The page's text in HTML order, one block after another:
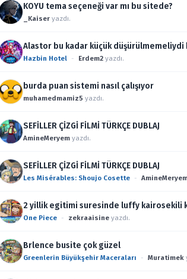
KOYU tema seçeneği var mı bu sitede?
_Kaiser yazdı.
Alastor bu kadar küçük düşürülmemeliydi
Hazbin Hotel - Erdem2 yazdı.
burda puan sistemi nasıl çalışıyor
muhamedmamiz5 yazdı.
SEFİLLER ÇİZGİ FİLMİ TÜRKÇE DUBLAJ
AmineMeryem yazdı.
SEFİLLER ÇİZGİ FİLMİ TÜRKÇE DUBLAJ
Les Misérables: Shoujo Cosette -
2 yillik egitimi suresinde luffy kairosekili
One Piece - zekraaisine yazdı.
Brlence busite çok güzel
Greenlerin Büyükşehir Maceraları - Muratimek